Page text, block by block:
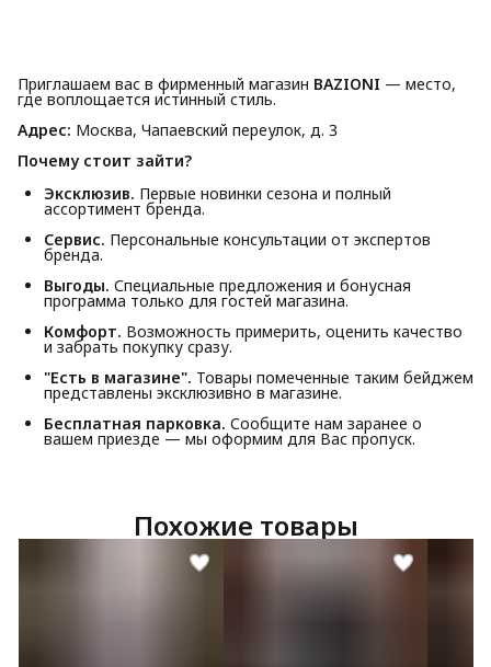
Приглашаем вас в фирменный магазин BAZIONI — место,
где воплощается истинный стиль.
Адрес: Москва, Чапаевский переулок, д. 3
Почему стоит зайти?
Эксклюзив. Первые новинки сезона и полный
ассортимент бренда.
Сервис. Персональные консультации от экспертов
бренда.
Выгоды. Специальные предложения и бонусная
программа только для гостей магазина.
Комфорт. Возможность примерить, оценить качество
и забрать покупку сразу.
"Есть в магазине". Товары помеченные таким бейджем
представлены эксклюзивно в магазине.
Бесплатная парковка. Сообщите нам заранее о
вашем приезде — мы оформим для Вас пропуск.
Похожие товары